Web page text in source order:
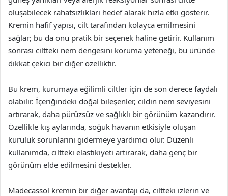
oluşabilecek rahatsızlıkları hedef alarak hızla etki gösterir.
Kremin hafif yapısı, cilt tarafından kolayca emilmesini
sağlar; bu da onu pratik bir seçenek haline getirir. Kullanım
sonrası ciltteki nem dengesini koruma yeteneği, bu üründe
dikkat çekici bir diğer özelliktir.
Bu krem, kurumaya eğilimli ciltler için de son derece faydalı
olabilir. İçeriğindeki doğal bileşenler, cildin nem seviyesini
artırarak, daha pürüzsüz ve sağlıklı bir görünüm kazandırır.
Özellikle kış aylarında, soğuk havanın etkisiyle oluşan
kuruluk sorunlarını gidermeye yardımcı olur. Düzenli
kullanımda, ciltteki elastikiyeti artırarak, daha genç bir
görünüm elde edilmesini destekler.
Madecassol kremin bir diğer avantajı da, ciltteki izlerin ve